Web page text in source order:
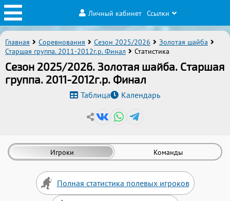
Личный кабинет Ссылки
Главная Соревнования Сезон 2025/2026
Золотая шайба
Старшая группа. 2011-2012г.р. Финал
Статистика
Сезон 2025/2026. Золотая шайба. Старшая
группа. 2011-2012г.р. Финал
Таблица Календарь
Игроки Команды
Полная статистика полевых игроков